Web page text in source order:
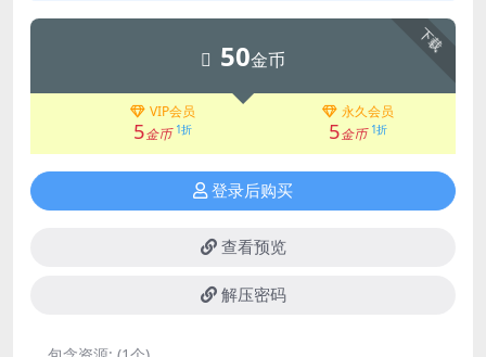
下载
50金币
VIP会员
5金币 1折
永久会员
5金币 1折
登录后购买
查看预览
解压密码